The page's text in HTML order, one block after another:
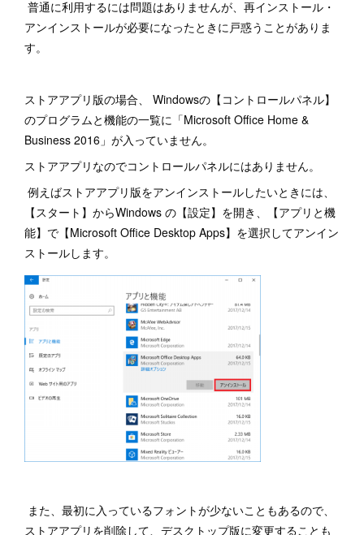
普通に利用するには問題はありませんが、再インストール・
アンインストールが必要になったときに戸惑うことがありま
す。
ストアアプリ版の場合、 Windowsの【コントロールパネル】
のプログラムと機能の一覧に「Microsoft Office Home &
Business 2016」が入っていません。
ストアアプリなのでコントロールパネルにはありません。
例えばストアアプリ版をアンインストールしたいときには、
【スタート】からWindows の【設定】を開き、【アプリと機
能】で【Microsoft Office Desktop Apps】を選択してアンイン
ストールします。
また、最初に入っているフォントが少ないこともあるので、
ストアアプリを削除して、デスクトップ版に変更することも